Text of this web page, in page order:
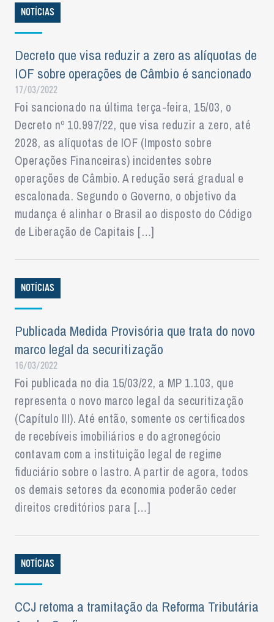
NOTÍCIAS
Decreto que visa reduzir a zero as alíquotas de
IOF sobre operações de Câmbio é sancionado
17/03/2022
Foi sancionado na última terça-feira, 15/03, o
Decreto nº 10.997/22, que visa reduzir a zero, até
2028, as alíquotas de IOF (Imposto sobre
Operações Financeiras) incidentes sobre
operações de Câmbio. A redução será gradual e
escalonada. Segundo o Governo, o objetivo da
mudança é alinhar o Brasil ao disposto do Código
de Liberação de Capitais […]
NOTÍCIAS
Publicada Medida Provisória que trata do novo
marco legal da securitização
16/03/2022
Foi publicada no dia 15/03/22, a MP 1.103, que
representa o novo marco legal da securitização
(Capítulo III). Até então, somente os certificados
de recebíveis imobiliários e do agronegócio
contavam com a instituição legal de regime
fiduciário sobre o lastro. A partir de agora, todos
os demais setores da economia poderão ceder
direitos creditórios para […]
NOTÍCIAS
CCJ retoma a tramitação da Reforma Tributária